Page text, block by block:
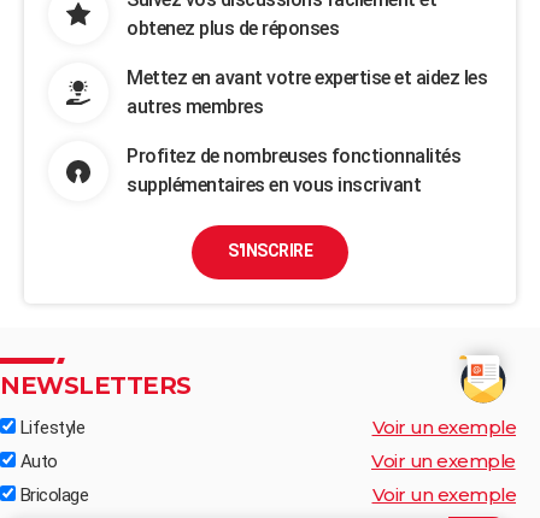
obtenez plus de réponses
Mettez en avant votre expertise et aidez les
autres membres
Profitez de nombreuses fonctionnalités
supplémentaires en vous inscrivant
S'INSCRIRE
NEWSLETTERS
Lifestyle Voir un exemple
Auto Voir un exemple
Bricolage Voir un exemple